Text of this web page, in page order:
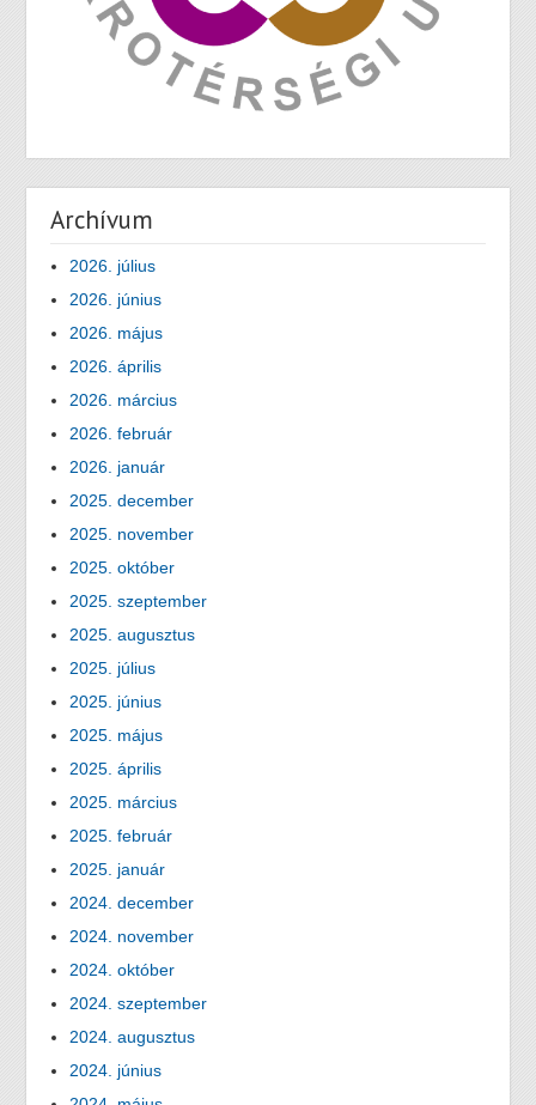
Archívum
2026. július
2026. június
2026. május
2026. április
2026. március
2026. február
2026. január
2025. december
2025. november
2025. október
2025. szeptember
2025. augusztus
2025. július
2025. június
2025. május
2025. április
2025. március
2025. február
2025. január
2024. december
2024. november
2024. október
2024. szeptember
2024. augusztus
2024. június